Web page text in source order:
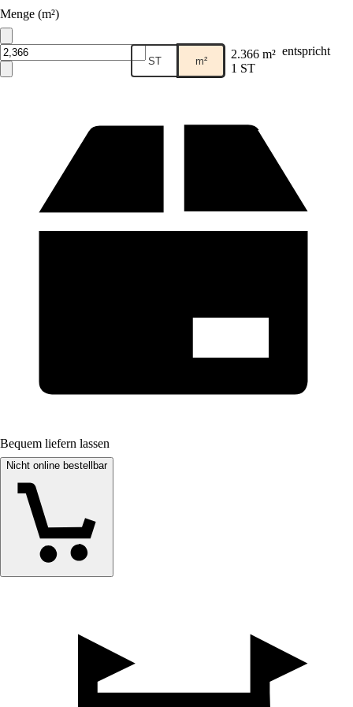
Menge (m²)
ST m² 2.366 m² entspricht
1 ST
Bequem liefern lassen
Nicht online bestellbar